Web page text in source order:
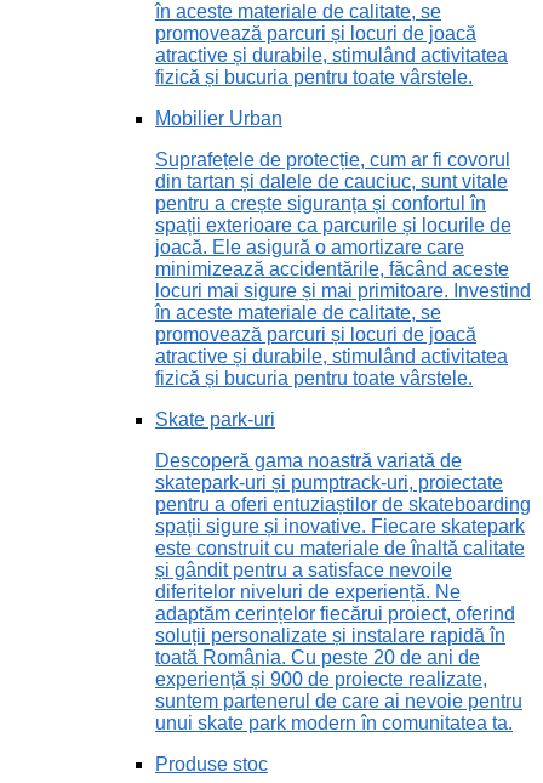
în aceste materiale de calitate, se
promovează parcuri și locuri de joacă
atractive și durabile, stimulând activitatea
fizică și bucuria pentru toate vârstele.
Mobilier Urban
Suprafețele de protecție, cum ar fi covorul
din tartan și dalele de cauciuc, sunt vitale
pentru a crește siguranța și confortul în
spații exterioare ca parcurile și locurile de
joacă. Ele asigură o amortizare care
minimizează accidentările, făcând aceste
locuri mai sigure și mai primitoare. Investind
în aceste materiale de calitate, se
promovează parcuri și locuri de joacă
atractive și durabile, stimulând activitatea
fizică și bucuria pentru toate vârstele.
Skate park-uri
Descoperă gama noastră variată de
skatepark-uri și pumptrack-uri, proiectate
pentru a oferi entuziaștilor de skateboarding
spații sigure și inovative. Fiecare skatepark
este construit cu materiale de înaltă calitate
și gândit pentru a satisface nevoile
diferitelor niveluri de experiență. Ne
adaptăm cerințelor fiecărui proiect, oferind
soluții personalizate și instalare rapidă în
toată România. Cu peste 20 de ani de
experiență și 900 de proiecte realizate,
suntem partenerul de care ai nevoie pentru
unui skate park modern în comunitatea ta.
Produse stoc